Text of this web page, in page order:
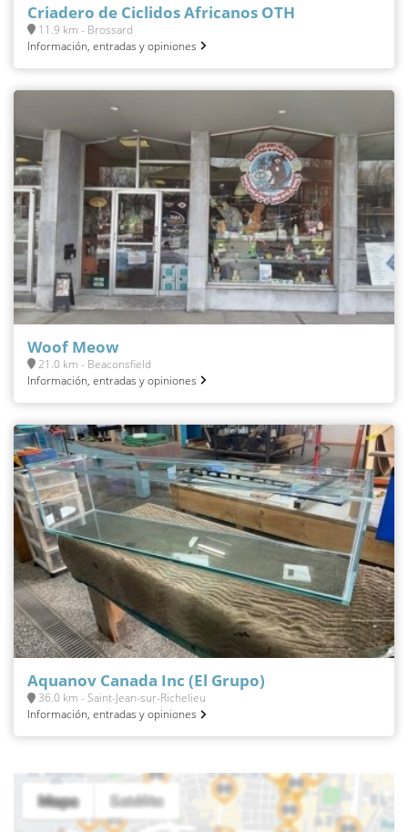
Criadero de Ciclidos Africanos OTH
11.9 km - Brossard
Información, entradas y opiniones
Woof Meow
21.0 km - Beaconsfield
Información, entradas y opiniones
Aquanov Canada Inc (El Grupo)
36.0 km - Saint-Jean-sur-Richelieu
Información, entradas y opiniones